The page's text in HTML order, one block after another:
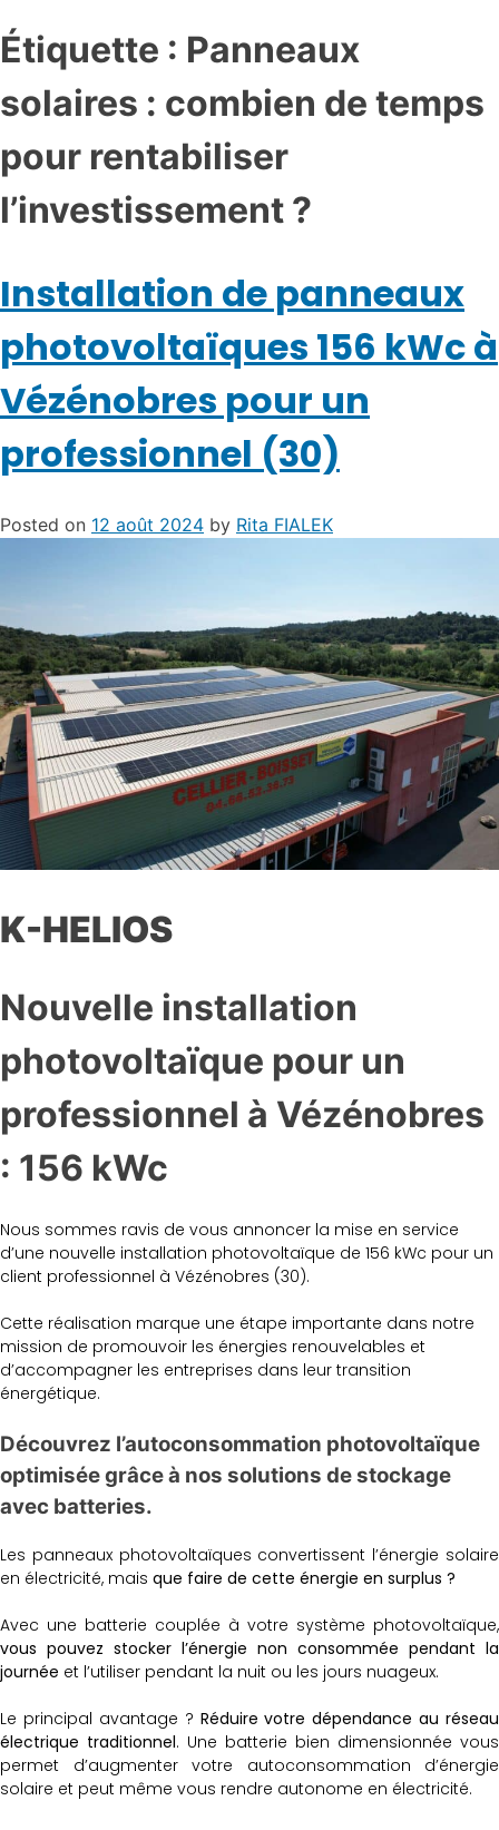
Étiquette : Panneaux
solaires : combien de temps
pour rentabiliser
l’investissement ?
Installation de panneaux
photovoltaïques 156 kWc à
Vézénobres pour un
professionnel (30)
Posted on 12 août 2024 by Rita FIALEK
K-HELIOS
Nouvelle installation
photovoltaïque pour un
professionnel à Vézénobres
: 156 kWc
Nous sommes ravis de vous annoncer la mise en service
d’une nouvelle installation photovoltaïque de 156 kWc pour un
client professionnel à Vézénobres (30).
Cette réalisation marque une étape importante dans notre
mission de promouvoir les énergies renouvelables et
d’accompagner les entreprises dans leur transition
énergétique.
Découvrez l’autoconsommation photovoltaïque
optimisée grâce à nos solutions de stockage
avec batteries.
Les panneaux photovoltaïques convertissent l’énergie solaire
en électricité, mais que faire de cette énergie en surplus ?
Avec une batterie couplée à votre système photovoltaïque,
vous pouvez stocker l’énergie non consommée pendant la
journée et l’utiliser pendant la nuit ou les jours nuageux.
Le principal avantage ? Réduire votre dépendance au réseau
électrique traditionnel. Une batterie bien dimensionnée vous
permet d’augmenter votre autoconsommation d’énergie
solaire et peut même vous rendre autonome en électricité.